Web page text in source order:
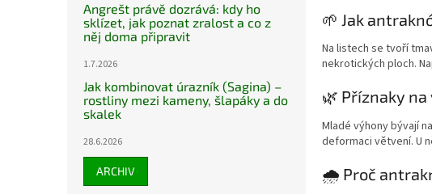
Angrešt právě dozrává: kdy ho
sklízet, jak poznat zralost a co z
něj doma připravit
1.7.2026
Jak kombinovat úrazník (Sagina) –
rostliny mezi kameny, šlapáky a do
skalek
28.6.2026
ARCHIV
🌱 Jak
Na listech se tvoří
nekrotických ploch.
🌿 Příznaky
Mladé výhony bývají
deformaci větvení. U
🌧️ Proč